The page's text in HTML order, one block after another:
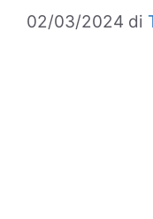
02/03/2024 di